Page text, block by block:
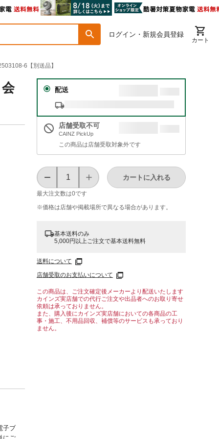
ログイン・新規会員登録
カート
6【別送品】
配送
店舗受取不可
CAINZ PickUp
この商品は店舗受取対象外です
最大注文数は0です
カートに入れる
※価格は​店舗や​掲載場所で​異なる​場合が​あります。
基本送料のみ
5,000円以上ご注文で基本送料無料
送料について
店舗受取のお支払いについて
この商品は、ご注文確定後メーカーより配送いたします
カインズ実店舗での代行ご注文や出品者へのお取り寄せ
依頼は承っておりません。
また、購入後にカインズ実店舗においての各商品の工
事・施工、不用品回収、補償等のサービスも承っており
ません。
子ブ